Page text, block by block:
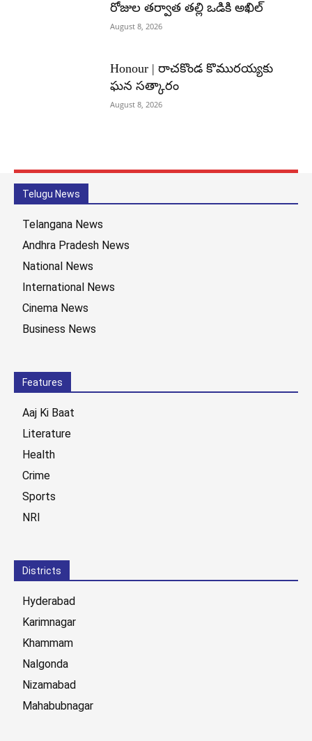
రోజుల తర్వాత తల్లి ఒడికి అఖిల్
August 8, 2026
Honour | రాచకొండ కొమురయ్యకు
ఘన సత్కారం
August 8, 2026
Telugu News
Telangana News
Andhra Pradesh News
National News
International News
Cinema News
Business News
Features
Aaj Ki Baat
Literature
Health
Crime
Sports
NRI
Districts
Hyderabad
Karimnagar
Khammam
Nalgonda
Nizamabad
Mahabubnagar